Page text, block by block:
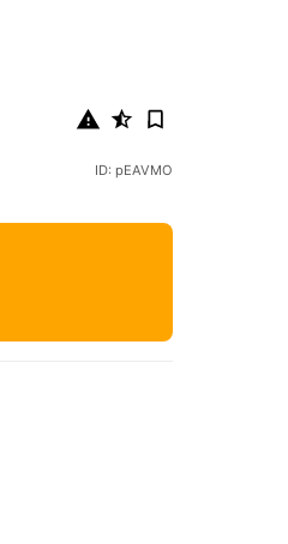
ID: pEAVMO